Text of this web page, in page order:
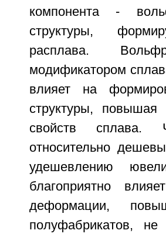
компонента -
структуры,
расплава.
модификатором
влияет на
структуры, повышая
свойств сплава.
относительно
удешевлению
благоприятно
деформации,
полуфабрикатов,